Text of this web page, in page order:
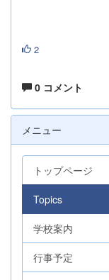
2
0 コメント
メニュー
トップページ
Topics
学校案内
行事予定